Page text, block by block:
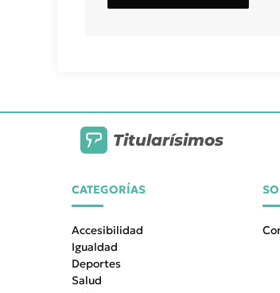
Titularísimos
CATEGORÍAS
Accesibilidad
Igualdad
Deportes
Salud